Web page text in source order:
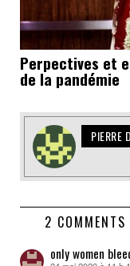
Perpectives et
de la pandémie
PIERRE
2 COMMENTS
only women